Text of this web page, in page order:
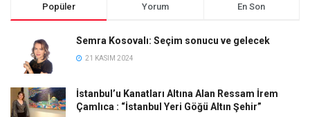
Popüler Yorum En Son
Semra Kosovalı: Seçim sonucu ve gelecek
21 KASIM 2024
İstanbul’u Kanatları Altına Alan Ressam İrem
Çamlıca : “İstanbul Yeri Göğü Altın Şehir”